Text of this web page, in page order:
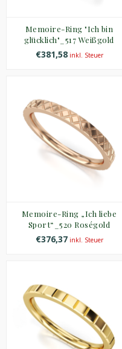
Memoire-Ring "Ich bin
glücklich"_517 Weißgold
€381,58inkl. Steuer
Memoire-Ring „Ich liebe
Sport“_520 Roségold
€376,37inkl. Steuer